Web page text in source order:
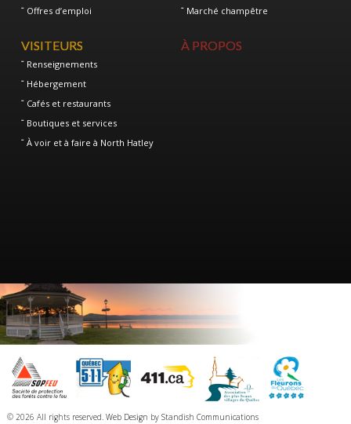
Offres d’emploi
Marché champêtre
VISITEURS
Renseignements
Hébergement
Cafés et restaurants
Boutiques et services
À voir et à faire à North Hatley
À PROPOS
© 2026 All rights reserved. Web Design by Standish Communications